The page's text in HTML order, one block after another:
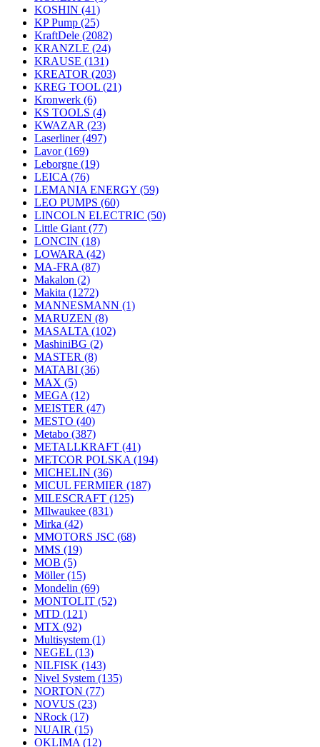
KOSHIN (41)
KP Pump (25)
KraftDele (2082)
KRANZLE (24)
KRAUSE (131)
KREATOR (203)
KREG TOOL (21)
Kronwerk (6)
KS TOOLS (4)
KWAZAR (23)
Laserliner(497)
Lavor(169)
Leborgne (19)
LEICA (76)
LEMANIA ENERGY (59)
LEO PUMPS (60)
LINCOLN ELECTRIC (50)
Little Giant (77)
LONCIN (18)
LOWARA (42)
MA-FRA (87)
Makalon (2)
Makita (1272)
MANNESMANN (1)
MARUZEN (8)
MASALTA (102)
MashiniBG (2)
MASTER (8)
MATABI (36)
MAX (5)
MEGA (12)
MEISTER (47)
MESTO (40)
Metabo (387)
METALLKRAFT (41)
METCOR POLSKA (194)
MICHELIN (36)
MICUL FERMIER (187)
MILESCRAFT (125)
MIlwaukee (831)
Mirka (42)
MMOTORS JSC (68)
MMS (19)
MOB (5)
Möller(15)
Mondelin (69)
MONTOLIT (52)
MTD (121)
MTX (92)
Multisystem (1)
NEGEL (13)
NILFISK (143)
Nivel System (135)
NORTON (77)
NOVUS (23)
NRock (17)
NUAIR (15)
OKLIMA (12)